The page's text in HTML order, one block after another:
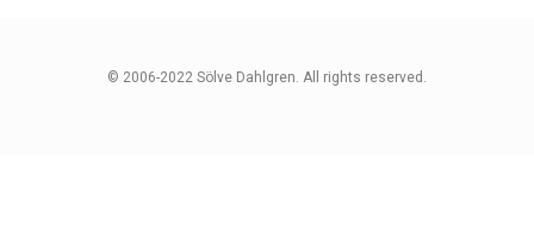
© 2006-2022 Sölve Dahlgren. All rights reserved.